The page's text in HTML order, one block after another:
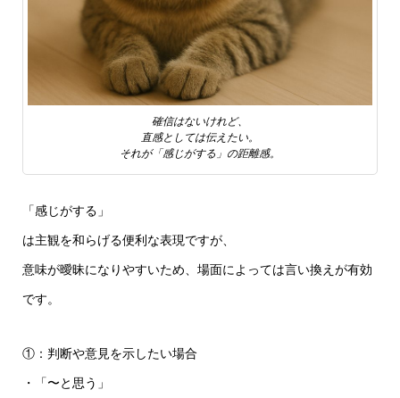
確信はないけれど、
直感としては伝えたい。
それが「感じがする」の距離感。
「感じがする」
は主観を和らげる便利な表現ですが、
意味が曖昧になりやすいため、場面によっては言い換えが有効
です。
①：判断や意見を示したい場合
・「〜と思う」